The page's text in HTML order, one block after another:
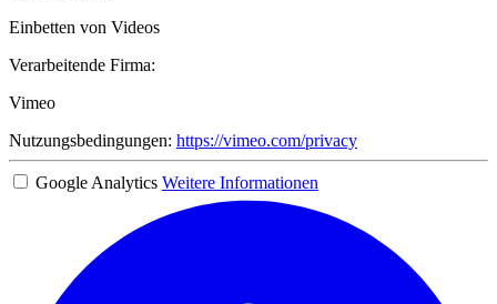
Einbetten von Videos
Verarbeitende Firma:
Vimeo
Nutzungsbedingungen: https://vimeo.com/privacy
Google Analytics Weitere Informationen